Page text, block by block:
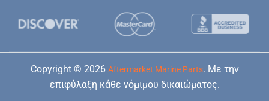
Copyright © 2026 Aftermarket Marine Parts. Με την
επιφύλαξη κάθε νόμιμου δικαιώματος.